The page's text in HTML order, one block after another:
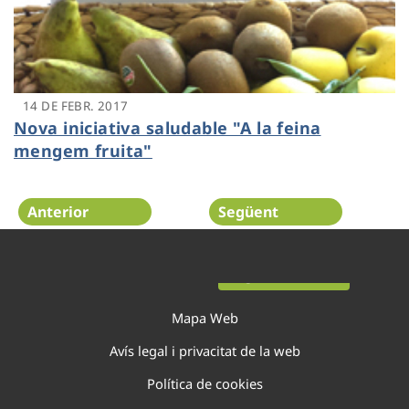
14 DE FEBR. 2017
Nova iniciativa saludable "A la feina
mengem fruita"
Anterior Següent
Mapa Web
Avís legal i privacitat de la web
Política de cookies